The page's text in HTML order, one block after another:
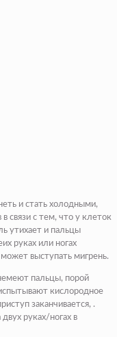
и стать холодными,
связи с тем, что у клеток
утихает и пальцы
руках или ногах
выступать мигрень.
пальцы, порой
кислородное
заканчивается, .
руках/ногах в